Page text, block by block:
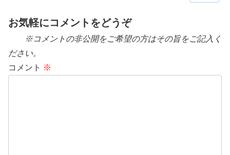
お気軽にコメントをどうぞ
※コメントの非公開をご希望の方はその旨をご記入く
ださい。
コメント ※